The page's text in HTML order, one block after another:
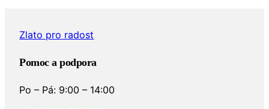
Zlato pro radost
Pomoc a podpora
Po – Pá: 9:00 – 14:00